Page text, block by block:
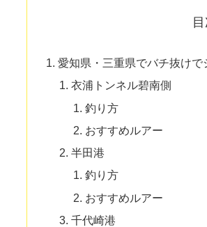
愛知県・三重県でバチ抜け
衣浦トンネル碧南側
釣り方
おすすめルアー
半田港
釣り方
おすすめルアー
千代崎港